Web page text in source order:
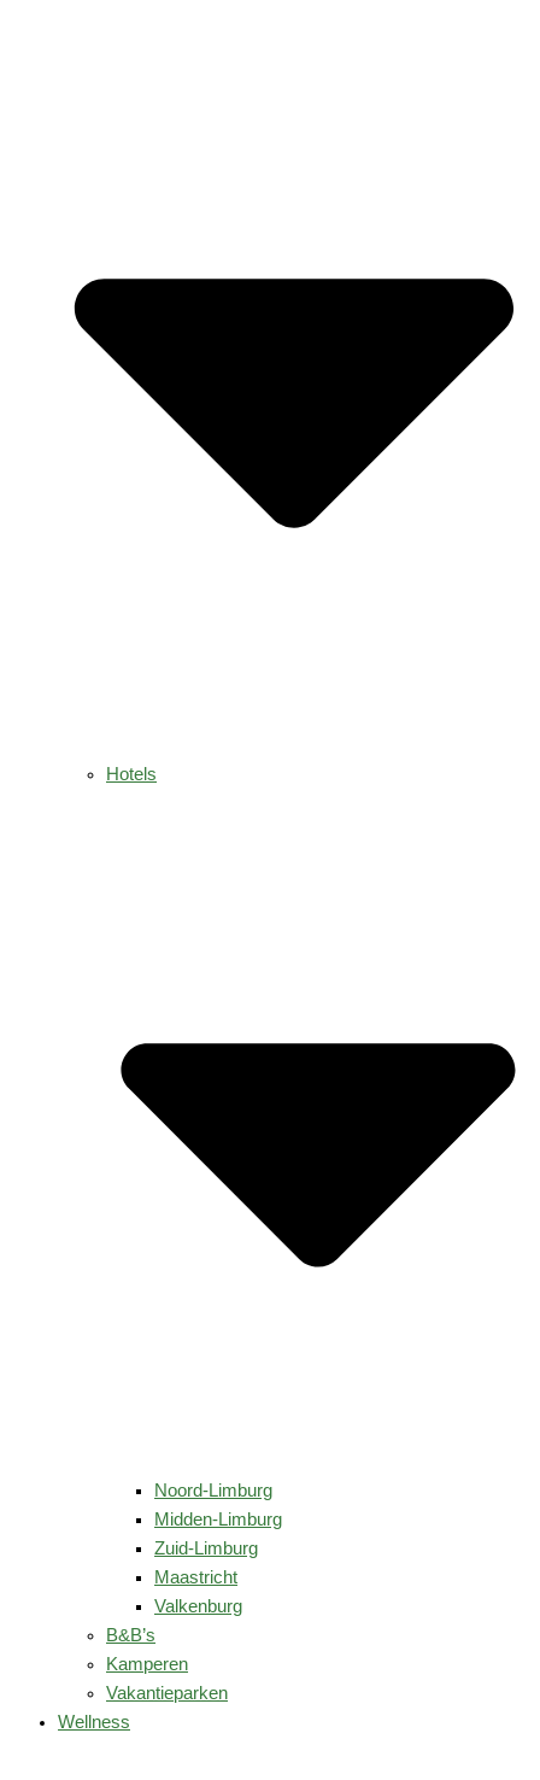
Hotels
Noord-Limburg
Midden-Limburg
Zuid-Limburg
Maastricht
Valkenburg
B&B’s
Kamperen
Vakantieparken
Wellness